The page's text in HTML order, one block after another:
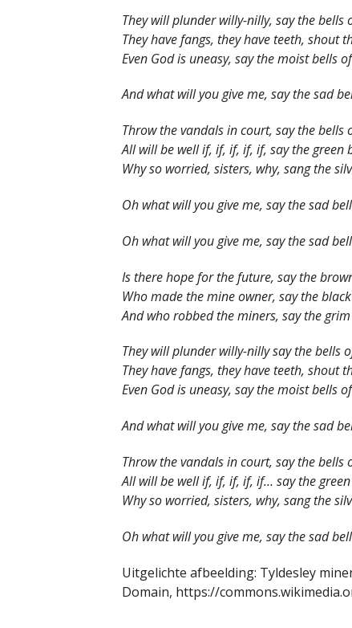
They will plunder willy-nilly, say the bells
They have fangs, they have teeth, shout
Even God is uneasy, say the moist bells
And what will you give me, say the sad
Throw the vandals in court, say the bells
All will be well if, if, if, if, if, say the green
Why so worried, sisters, why, sang the
Oh what will you give me, say the sad
Oh what will you give me, say the sad
Is there hope for the future, say the
Who made the mine owner, say the
And who robbed the miners, say the
They will plunder willy-nilly say the bells
They have fangs, they have teeth, shout
Even God is uneasy, say the moist bells
And what will you give me, say the sad
Throw the vandals in court, say the bells
All will be well if, if, if, if, if… say the
Why so worried, sisters, why, sang the
Oh what will you give me, say the sad
Uitgelichte afbeelding: Tyldesley
Domain, https://